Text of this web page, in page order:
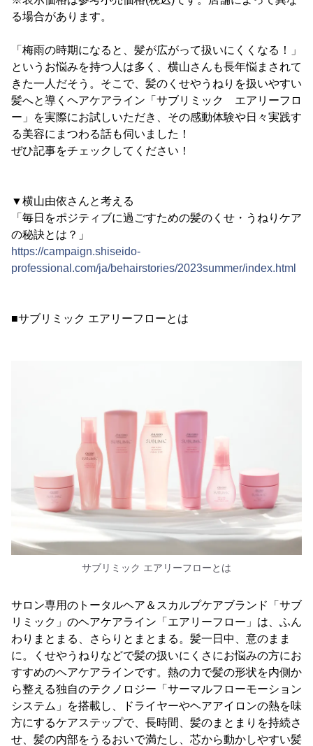
る場合があります。
「梅雨の時期になると、髪が広がって扱いにくくなる！」
というお悩みを持つ人は多く、横山さんも長年悩まされて
きた一人だそう。そこで、髪のくせやうねりを扱いやすい
髪へと導くヘアケアライン「サブリミック エアリーフロ
ー」を実際にお試しいただき、その感動体験や日々実践す
る美容にまつわる話も伺いました！
ぜひ記事をチェックしてください！
▼横山由依さんと考える
「毎日をポジティブに過ごすための髪のくせ・うねりケア
の秘訣とは？」
https://campaign.shiseido-
professional.com/ja/behairstories/2023summer/index.html
■サブリミック エアリーフローとは
サブリミック エアリーフローとは
サロン専用のトータルヘア＆スカルプケアブランド「サブ
リミック」のヘアケアライン「エアリーフロー」は、ふん
わりまとまる、さらりとまとまる。髪一日中、意のまま
に。くせやうねりなどで髪の扱いにくさにお悩みの方にお
すすめのヘアケアラインです。熱の力で髪の形状を内側か
ら整える独自のテクノロジー「サーマルフローモーション
システム」を搭載し、ドライヤーやヘアアイロンの熱を味
方にするケアステップで、長時間、髪のまとまりを持続さ
せ、髪の内部をうるおいで満たし、芯から動かしやすい髪